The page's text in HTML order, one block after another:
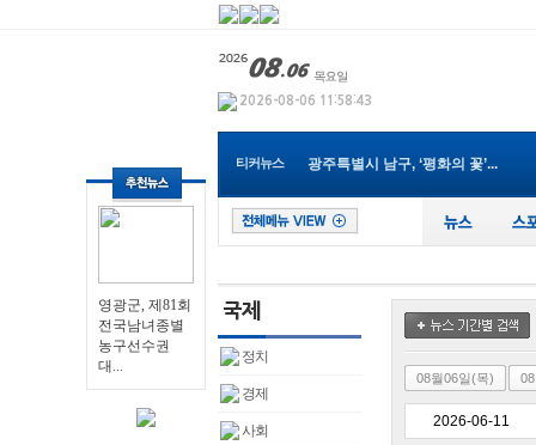
영광군, 제81회
전국남녀종별
농구선수권
대...
티커뉴스
광주특별시 남구, ‘평화의 꽃’...
순천시, 2027년 세계태권도한마...
광주통합특별시 서구아너스, 취...
전남광주통합특별시교육청, ‘건...
전남광주통합특별시, 폭염·가뭄...
영광군, 제81회 전국남녀종별농...
정치
경제
사회
08월06일(목)